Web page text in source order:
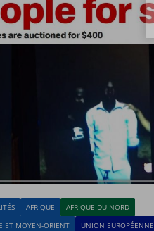
AFRIQUE
AFRIQUE DU NORD
ET MOYEN-ORIENT
UNION EUROPÉENNE